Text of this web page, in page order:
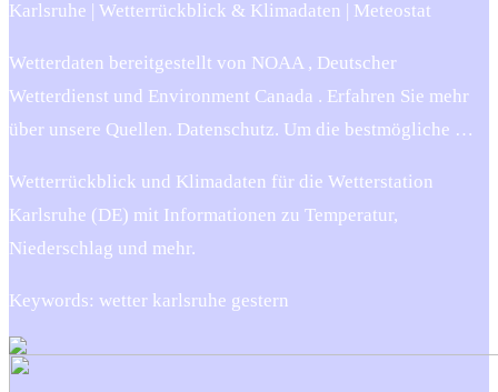
Karlsruhe | Wetterrückblick & Klimadaten | Meteostat
Wetterdaten bereitgestellt von NOAA , Deutscher
Wetterdienst und Environment Canada . Erfahren Sie mehr
über unsere Quellen. Datenschutz. Um die bestmögliche …
Wetterrückblick und Klimadaten für die Wetterstation
Karlsruhe (DE) mit Informationen zu Temperatur,
Niederschlag und mehr.
Keywords: wetter karlsruhe gestern